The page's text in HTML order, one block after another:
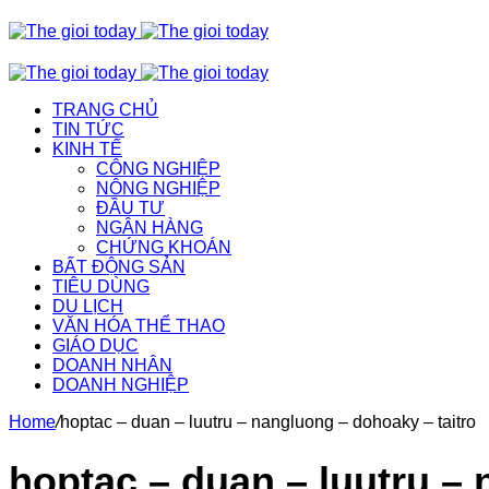
TRANG CHỦ
TIN TỨC
KINH TẾ
CÔNG NGHIỆP
NÔNG NGHIỆP
ĐẦU TƯ
NGÂN HÀNG
CHỨNG KHOÁN
BẤT ĐỘNG SẢN
TIÊU DÙNG
DU LỊCH
VĂN HÓA THỂ THAO
GIÁO DỤC
DOANH NHÂN
DOANH NGHIỆP
Home/hoptac – duan – luutru – nangluong – dohoaky – taitro